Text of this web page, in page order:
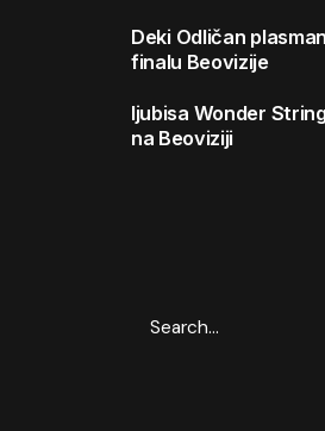
Deki Odličan
finalu Beovizije
ljubisa Wonder
na Beoviziji
for